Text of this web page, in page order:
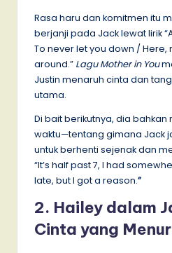
Rasa haru dan komitmen itu
berjanji pada Jack lewat lirik
To never let you down / Here,
around.” Lagu Mother in You
Justin menaruh cinta dan
utama.
Di bait berikutnya, dia
waktu—tentang gimana Jack
untuk berhenti sejenak dan
“It’s half past 7, I had
late, but I got a reason.”
2. Hailey dalam
Cinta yang